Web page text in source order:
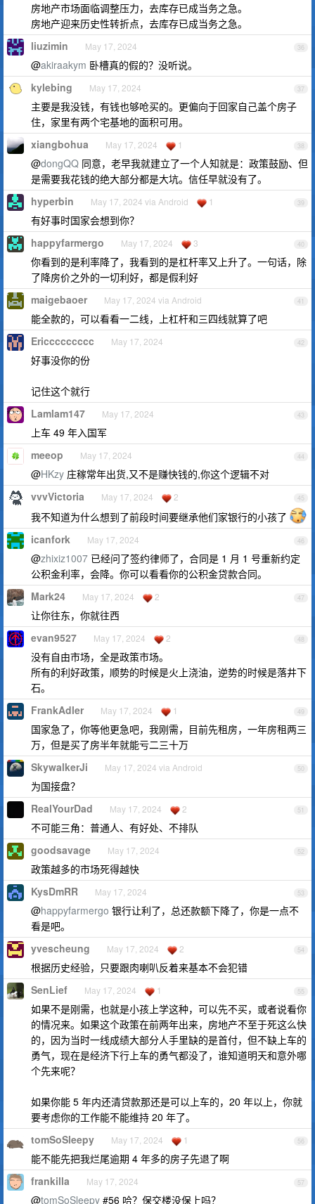
房地产市场面临调整压力，去库存已成当务之急。
房地产迎来历史性转折点，去库存已成当务之急。
36
liuzimin May 17, 2024
@akiraakym 卧槽真的假的？没听说。
37
kylebing May 17, 2024
主要是我没钱，有钱也够呛买的。更偏向于回家自己盖个房子
住，家里有两个宅基地的面积可用。
38
xiangbohua May 17, 2024 1
@dongQQ 同意，老早我就建立了一个人知就是：政策鼓励、但
是需要我花钱的绝大部分都是大坑。信任早就没有了。
39
hyperbin May 17, 2024 via Android 1
有好事时国家会想到你？
40
happyfarmergo May 17, 2024 3
你看到的是利率降了，我看到的是杠杆率又上升了。一句话，除
了降房价之外的一切利好，都是假利好
41
maigebaoer May 17, 2024 via Android
能全款的，可以看看一二线，上杠杆和三四线就算了吧
42
Ericcccccccc May 17, 2024
好事没你的份
记住这个就行
43
Lamlam147 May 17, 2024
上车 49 年入国军
44
meeop May 17, 2024
@HKzy 庄稼常年出货,又不是赚快钱的,你这个逻辑不对
45
vvvVictoria May 17, 2024 2
我不知道为什么想到了前段时间要继承他们家银行的小孩了
46
icanfork May 17, 2024
@zhixiz1007 已经问了签约律师了，合同是 1 月 1 号重新约定
公积金利率，会降。你可以看看你的公积金贷款合同。
47
Mark24 May 17, 2024 2
让你往东，你就往西
48
evan9527 May 17, 2024 2
没有自由市场，全是政策市场。
所有的利好政策，顺势的时候是火上浇油，逆势的时候是落井下
石。
49
FrankAdler May 17, 2024 1
国家急了，你等他更急吧，我刚需，目前先租房，一年房租两三
万，但是买了房半年就能亏二三十万
50
SkywalkerJi May 17, 2024 via Android
为国接盘？
51
RealYourDad May 17, 2024 2
不可能三角：普通人、有好处、不排队
52
goodsavage May 17, 2024
政策越多的市场死得越快
53
KysDmRR May 17, 2024
@happyfarmergo 银行让利了，总还款额下降了，你是一点不
看是吧。
54
yvescheung May 17, 2024 2
根据历史经验，只要跟肉喇叭反着来基本不会犯错
55
SenLief May 17, 2024 1
如果不是刚需，也就是小孩上学这种，可以先不买，或者说看你
的情况来。如果这个政策在前两年出来，房地产不至于死这么快
的，因为当时一线成绩大部分人手里缺的是首付，但不缺上车的
勇气，现在是经济下行上车的勇气都没了，谁知道明天和意外哪
个先来呢？
如果你能 5 年内还清贷款那还是可以上车的，20 年以上，你就
要考虑你的工作能不能维持 20 年了。
56
tomSoSleepy May 17, 2024 1
能不能先把我烂尾逾期 4 年多的房子先退了啊
57
frankilla May 17, 2024
@tomSoSleepy #56 哈？保交楼没保上吗？